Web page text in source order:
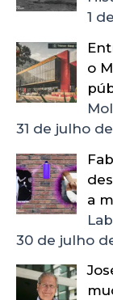
1
o
31 de julho
a
30 de julho